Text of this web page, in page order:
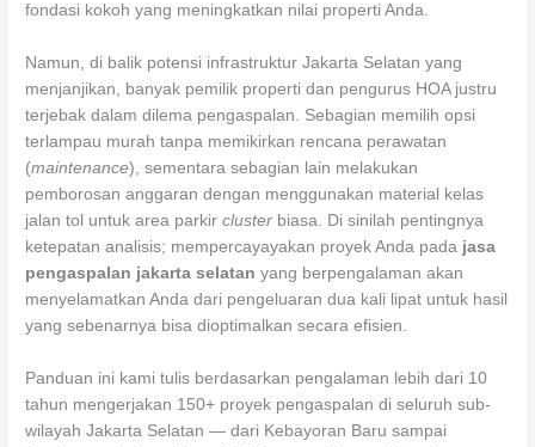
fondasi kokoh yang meningkatkan nilai properti Anda.
Namun, di balik potensi infrastruktur Jakarta Selatan yang
menjanjikan, banyak pemilik properti dan pengurus HOA justru
terjebak dalam dilema pengaspalan. Sebagian memilih opsi
terlampau murah tanpa memikirkan rencana perawatan
(maintenance), sementara sebagian lain melakukan
pemborosan anggaran dengan menggunakan material kelas
jalan tol untuk area parkircluster biasa. Di sinilah pentingnya
ketepatan analisis; mempercayayakan proyek Anda pada jasa
pengaspalan jakarta selatan yang berpengalaman akan
menyelamatkan Anda dari pengeluaran dua kali lipat untuk hasil
yang sebenarnya bisa dioptimalkan secara efisien.
Panduan ini kami tulis berdasarkan pengalaman lebih dari 10
tahun mengerjakan 150+ proyek pengaspalan di seluruh sub-
wilayah Jakarta Selatan — dari Kebayoran Baru sampai